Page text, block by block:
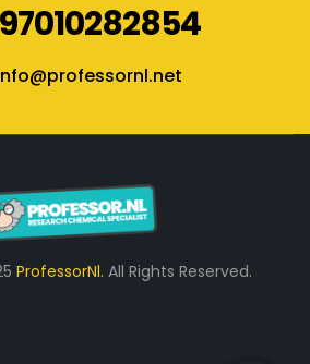
ProfessorNl. All Rights Reserved.